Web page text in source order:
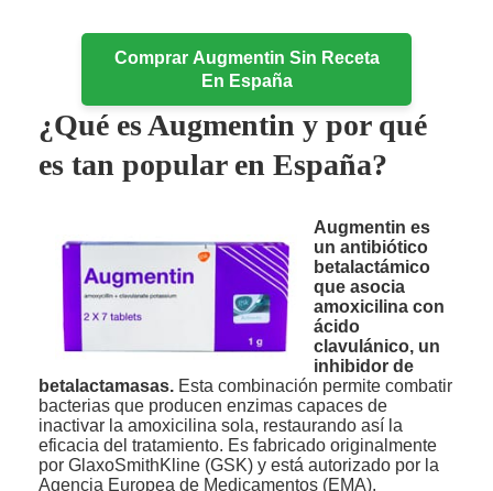
Comprar Augmentin Sin Receta
En España
¿Qué es Augmentin y por qué
es tan popular en España?
Augmentin es
un antibiótico
betalactámico
que asocia
amoxicilina con
ácido
clavulánico, un
inhibidor de
betalactamasas. Esta combinación permite combatir
bacterias que producen enzimas capaces de
inactivar la amoxicilina sola, restaurando así la
eficacia del tratamiento. Es fabricado originalmente
por GlaxoSmithKline (GSK) y está autorizado por la
Agencia Europea de Medicamentos (EMA).